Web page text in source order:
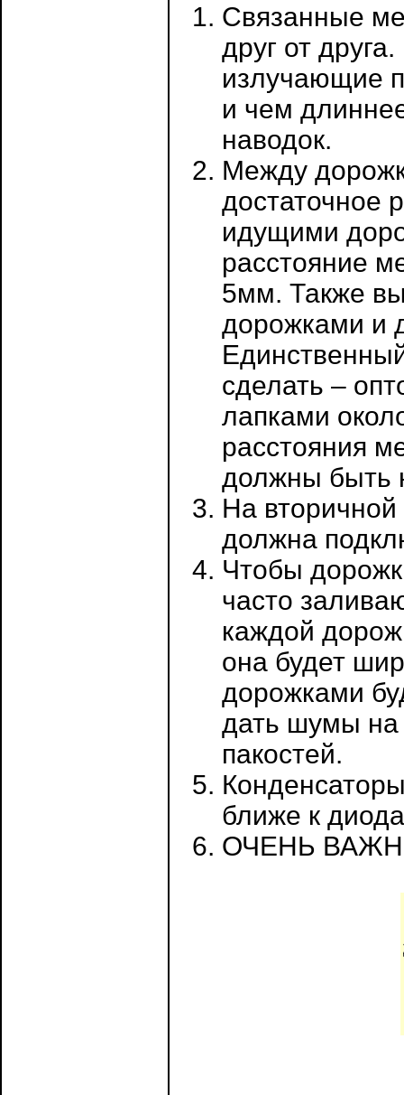
Связанные
друг от
излучающие
и чем
наводок.
Между
достаточное
идущими
расстояние
5мм. Также
дорожками и
сделать –
лапками
расстояния
должны быть
На
должна
Чтобы
часто
каждой
она будет
дорожками
дать шумы на
пакостей.
ближе к
ОЧЕНЬ